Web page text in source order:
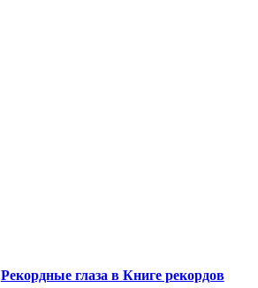
Рекордные глаза в Книге рекордов